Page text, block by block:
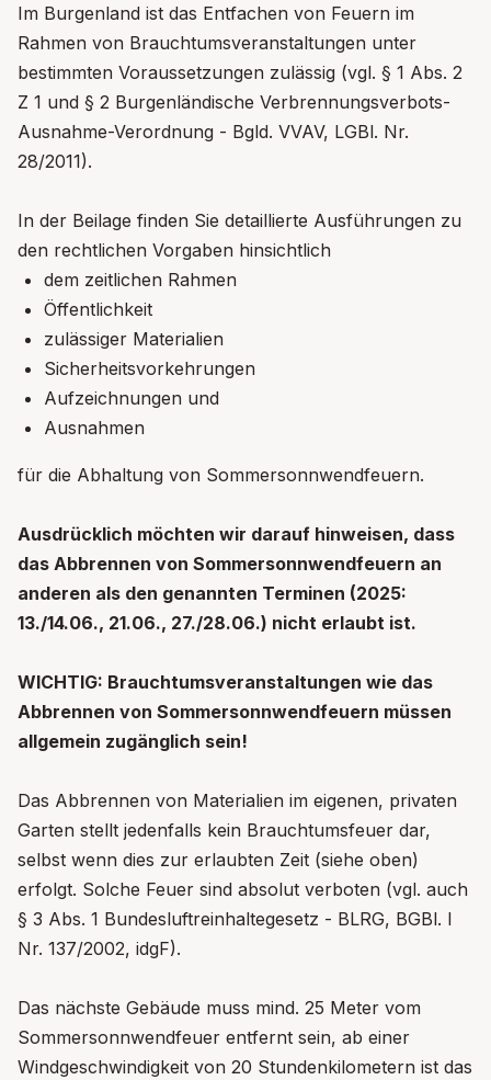
Im Burgenland ist das Entfachen von Feuern im
Rahmen von Brauchtumsveranstaltungen unter
bestimmten Voraussetzungen zulässig (vgl. § 1 Abs. 2
Z 1 und § 2 Burgenländische Verbrennungsverbots-
Ausnahme-Verordnung - Bgld. VVAV, LGBl. Nr.
28/2011).
In der Beilage finden Sie detaillierte Ausführungen zu
den rechtlichen Vorgaben hinsichtlich
dem zeitlichen Rahmen
Öffentlichkeit
zulässiger Materialien
Sicherheitsvorkehrungen
Aufzeichnungen und
Ausnahmen
für die Abhaltung von Sommersonnwendfeuern.
Ausdrücklich möchten wir darauf hinweisen, dass
das Abbrennen von Sommersonnwendfeuern an
anderen als den genannten Terminen (2025:
13./14.06., 21.06., 27./28.06.) nicht erlaubt ist.
WICHTIG: Brauchtumsveranstaltungen wie das
Abbrennen von Sommersonnwendfeuern müssen
allgemein zugänglich sein!
Das Abbrennen von Materialien im eigenen, privaten
Garten stellt jedenfalls kein Brauchtumsfeuer dar,
selbst wenn dies zur erlaubten Zeit (siehe oben)
erfolgt. Solche Feuer sind absolut verboten (vgl. auch
§ 3 Abs. 1 Bundesluftreinhaltegesetz - BLRG, BGBl. I
Nr. 137/2002, idgF).
Das nächste Gebäude muss mind. 25 Meter vom
Sommersonnwendfeuer entfernt sein, ab einer
Windgeschwindigkeit von 20 Stundenkilometern ist das